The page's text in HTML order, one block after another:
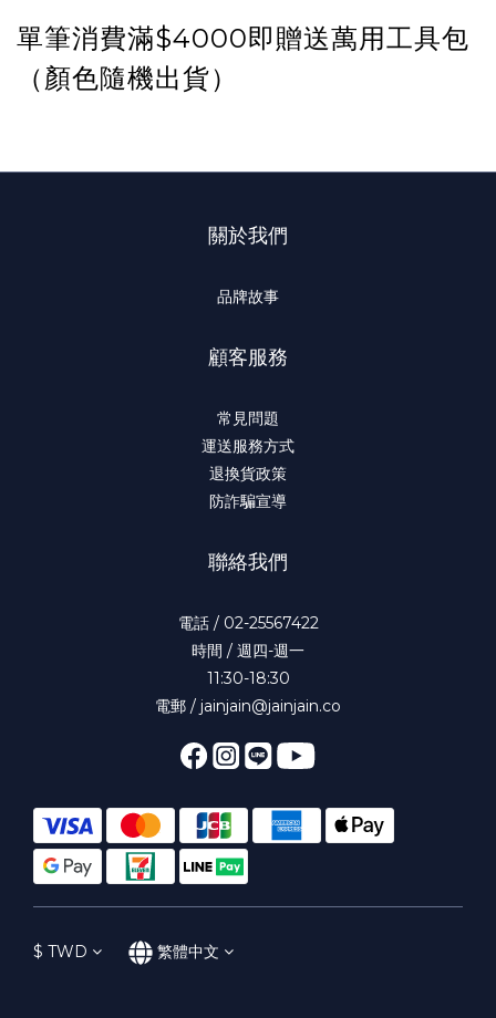
單筆消費滿$4000即贈送萬用工具包
（顏色隨機出貨）
關於我們
品牌故事
顧客服務
常見問題
運送服務方式
退換貨政策
防詐騙宣導
聯絡我們
電話 / 02-25567422
時間 / 週四-週一
11:30-18:30
電郵 / jainjain@jainjain.co
$ TWD 繁體中文